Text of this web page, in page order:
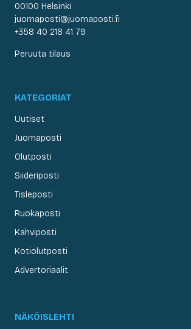
00100 Helsinki
juomaposti@juomaposti.fi
+358 40 218 41 79
Peruuta tilaus
KATEGORIAT
Uutiset
Juomaposti
Olutposti
Siideriposti
Tisleposti
Ruokaposti
Kahviposti
Kotiolutposti
Advertoriaalit
NÄKÖISLEHTI